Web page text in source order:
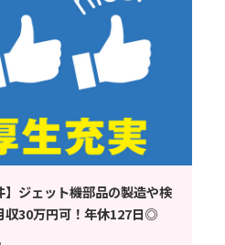
】ジェット機部品の製造や検
30万円可！年休127日◎